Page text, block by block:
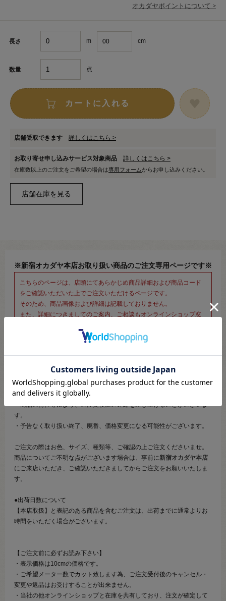
オカダヤポイントについて >
長さ m cm
数量 点
カートに入れる
店舗受取できます 詳しくはこちら >
お取り寄せ申し込みサービス対象商品 詳しくはこちら >
在庫数以上のご注文をご希望の場合は専用フォームからお申し込みください。
※新宿オカダヤ本店お取り扱い商品のご注文専用ページです※
こちらのページは、店頭にてあらかじめ商品詳細および商品コード
をご確認いただいた上でご注文いただけるページです。
そのため、商品画像および詳細は記載しておりません。
また、詳細につきましてのご案内、ご相談もオンラインショップ窓
併せて下記のご説明事項につきましてもご確認、ご了承の上、ご注
●ご注文について
・メール等での画像送信はいたしかねますのでご了承くださいませ。
・商品の特性等により、ご注文後にご連絡を差し上げることがございま
す。
・予告なく取り扱い終了、廃番、価格変更になる可能性がございます。
ご注文の際はお色、サイズ、種類等、ご確認の上ご注文くださいませ。
商品についてご不明な点がございます場合は、事前に新宿オカダヤ本店
にご来店いただき、ご確認いただきましてからご注文をお願いいたしま
す。
●出荷日数について
【本店取扱】と表記のある商品を含むご注文は、出荷までに通常よりお
時間をいただく場合がございます。
【ご注文前に必ずお読み下さい】
・表示価格は10cmの価格です。
・ご希望メーター数でカット致します為、ご注文受付後のキャンセル・
変更や返品はお受けすることが出来ません。
・当社の他オンラインショップと在庫を共有しており、注文が確定して